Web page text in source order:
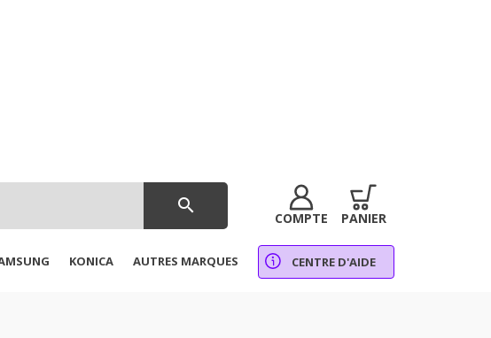
search
COMPTE PANIER
KONICA AUTRES MARQUES CENTRE D'AIDE